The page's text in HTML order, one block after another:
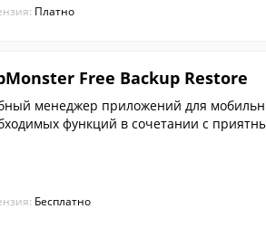
Платно
Free Backup Restore
менеджер приложений для
функций в сочетании с
Бесплатно